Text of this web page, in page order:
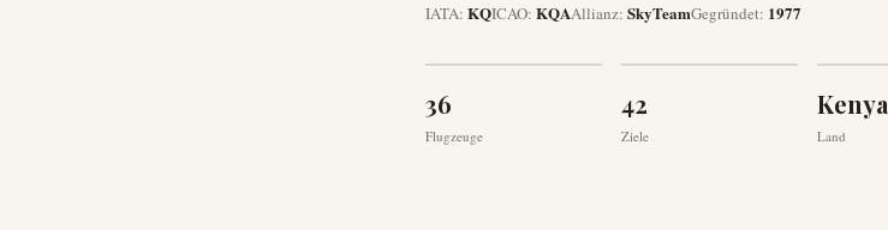
IATA: KQICAO: KQAAllianz: SkyTeamGegründet: 1977
36
Flugzeuge
42
Ziele
Kenya
Land